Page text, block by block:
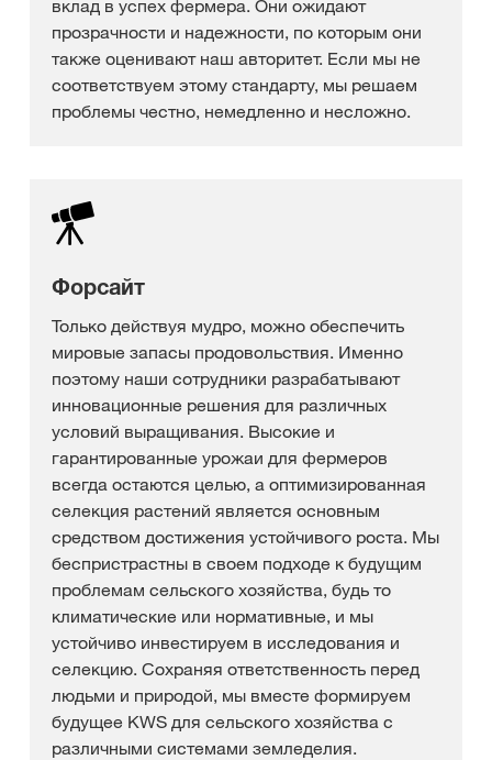
вклад в успех фермера. Они ожидают
прозрачности и надежности, по которым они
также оценивают наш авторитет. Если мы не
соответствуем этому стандарту, мы решаем
проблемы честно, немедленно и несложно.
Форсайт
Только действуя мудро, можно обеспечить
мировые запасы продовольствия. Именно
поэтому наши сотрудники разрабатывают
инновационные решения для различных
условий выращивания. Высокие и
гарантированные урожаи для фермеров
всегда остаются целью, а оптимизированная
селекция растений является основным
средством достижения устойчивого роста. Мы
беспристрастны в своем подходе к будущим
проблемам сельского хозяйства, будь то
климатические или нормативные, и мы
устойчиво инвестируем в исследования и
селекцию. Сохраняя ответственность перед
людьми и природой, мы вместе формируем
будущее KWS для сельского хозяйства с
различными системами земледелия.